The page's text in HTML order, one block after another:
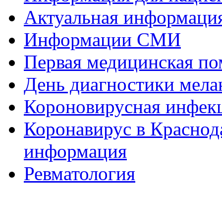
Актуальная
Информации СМИ
Первая медицинская
День диагностики
Короновирусная
Коронавирус в
информация
Ревматология